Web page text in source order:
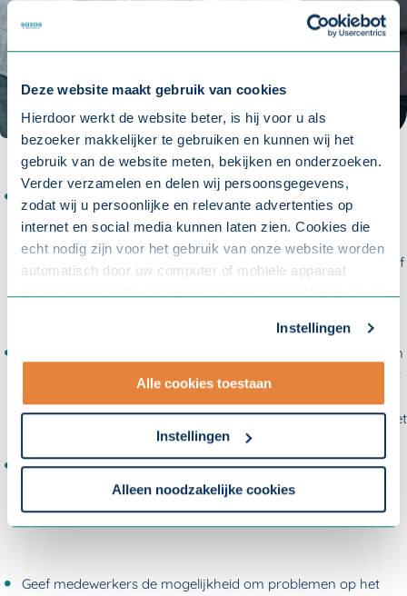
Deze website maakt gebruik van cookies
Hierdoor werkt de website beter, is hij voor u als
bezoeker makkelijker te gebruiken en kunnen wij het
gebruik van de website meten, bekijken en onderzoeken.
Verder verzamelen en delen wij persoonsgegevens,
zodat wij u persoonlijke en relevante advertenties op
internet en social media kunnen laten zien. Cookies die
echt nodig zijn voor het gebruik van onze website worden
automatisch door uw computer of mobiele apparaat
aanpassen. Met uw toestemming delen wij uw gegevens
- Lees hier onzeprivacyverklaringen onze
Om uw toestemmingsvoorkeur te wijzigen, klikt u op
Instellingen
Alle cookies toestaan
Instellingen
Alleen noodzakelijke cookies
Neem de oorzaak van de overbelasting weg. Technische en
organisatorische maatregelen hebben het meeste effect.
Technische maatregelen zijn bijvoorbeeld til- en
transporthulpmiddelen, het verbeteren van de werkhoogte of
het verminderen van het tilgewicht. Bij organisatorische
minder zware taken en het nemen van voldoende pauzes.
Veel branches en sectoren hebben een arbocatalogus. Hierin
spreken werkgevers en medewerkers af hoe ze omgaan met
Is deze catalogus er niet, dan kunt u kijken naar sectoren met
Bied medewerkers voorlichting en/of training aan. Zodat ze
zich bewust worden van de gezondheidsrisico’s en leren wat
ze zelf kunnen doen om klachten te voorkomen.
Geef medewerkers de mogelijkheid om problemen op het